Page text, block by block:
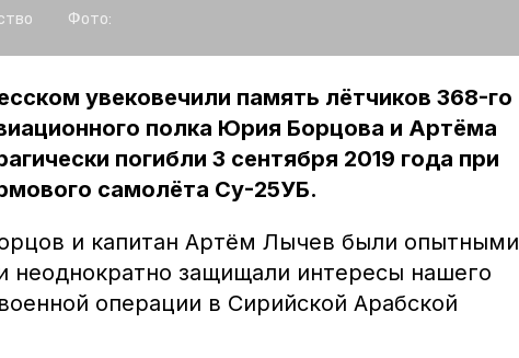
Фото:
увековечили память лётчиков 368-го
полка Юрия Борцова и Артёма
погибли 3 сентября 2019 года при
самолёта Су-25УБ.
и капитан Артём Лычев были опытными
неоднократно защищали интересы нашего
операции в Сирийской Арабской